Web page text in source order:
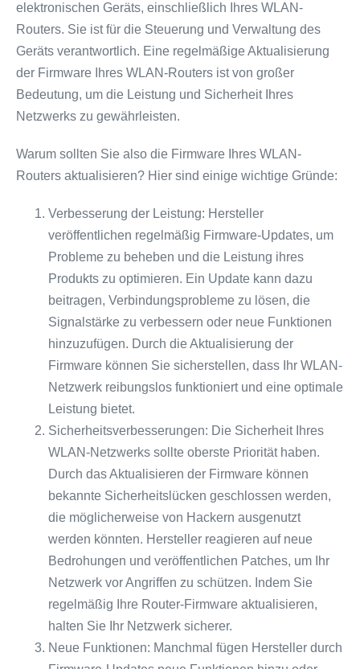
elektronischen Geräts, einschließlich Ihres WLAN-
Routers. Sie ist für die Steuerung und Verwaltung des
Geräts verantwortlich. Eine regelmäßige Aktualisierung
der Firmware Ihres WLAN-Routers ist von großer
Bedeutung, um die Leistung und Sicherheit Ihres
Netzwerks zu gewährleisten.
Warum sollten Sie also die Firmware Ihres WLAN-
Routers aktualisieren? Hier sind einige wichtige Gründe:
Verbesserung der Leistung: Hersteller
veröffentlichen regelmäßig Firmware-Updates, um
Probleme zu beheben und die Leistung ihres
Produkts zu optimieren. Ein Update kann dazu
beitragen, Verbindungsprobleme zu lösen, die
Signalstärke zu verbessern oder neue Funktionen
hinzuzufügen. Durch die Aktualisierung der
Firmware können Sie sicherstellen, dass Ihr WLAN-
Netzwerk reibungslos funktioniert und eine optimale
Leistung bietet.
Sicherheitsverbesserungen: Die Sicherheit Ihres
WLAN-Netzwerks sollte oberste Priorität haben.
Durch das Aktualisieren der Firmware können
bekannte Sicherheitslücken geschlossen werden,
die möglicherweise von Hackern ausgenutzt
werden könnten. Hersteller reagieren auf neue
Bedrohungen und veröffentlichen Patches, um Ihr
Netzwerk vor Angriffen zu schützen. Indem Sie
regelmäßig Ihre Router-Firmware aktualisieren,
halten Sie Ihr Netzwerk sicherer.
Neue Funktionen: Manchmal fügen Hersteller durch